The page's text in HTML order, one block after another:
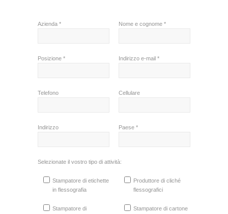
Azienda * Nome e cognome *
Posizione * Indirizzo e-mail *
Telefono Cellulare
Indirizzo Paese *
Selezionate il vostro tipo di attività:
Stampatore di etichette
in flessografia
Produttore di cliché
flessografici
Stampatore di
Stampatore di cartone